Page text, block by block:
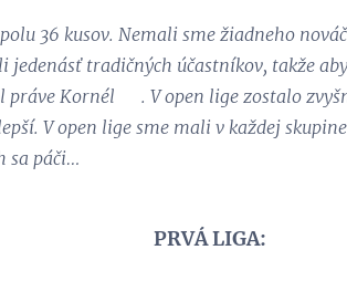
36 kusov. Nemali sme žiadneho
jedenásť tradičných účastníkov, takže
Kornél 😉. V open lige zostalo
V open lige sme mali v každej
sa páči…
PRVÁ LIGA: